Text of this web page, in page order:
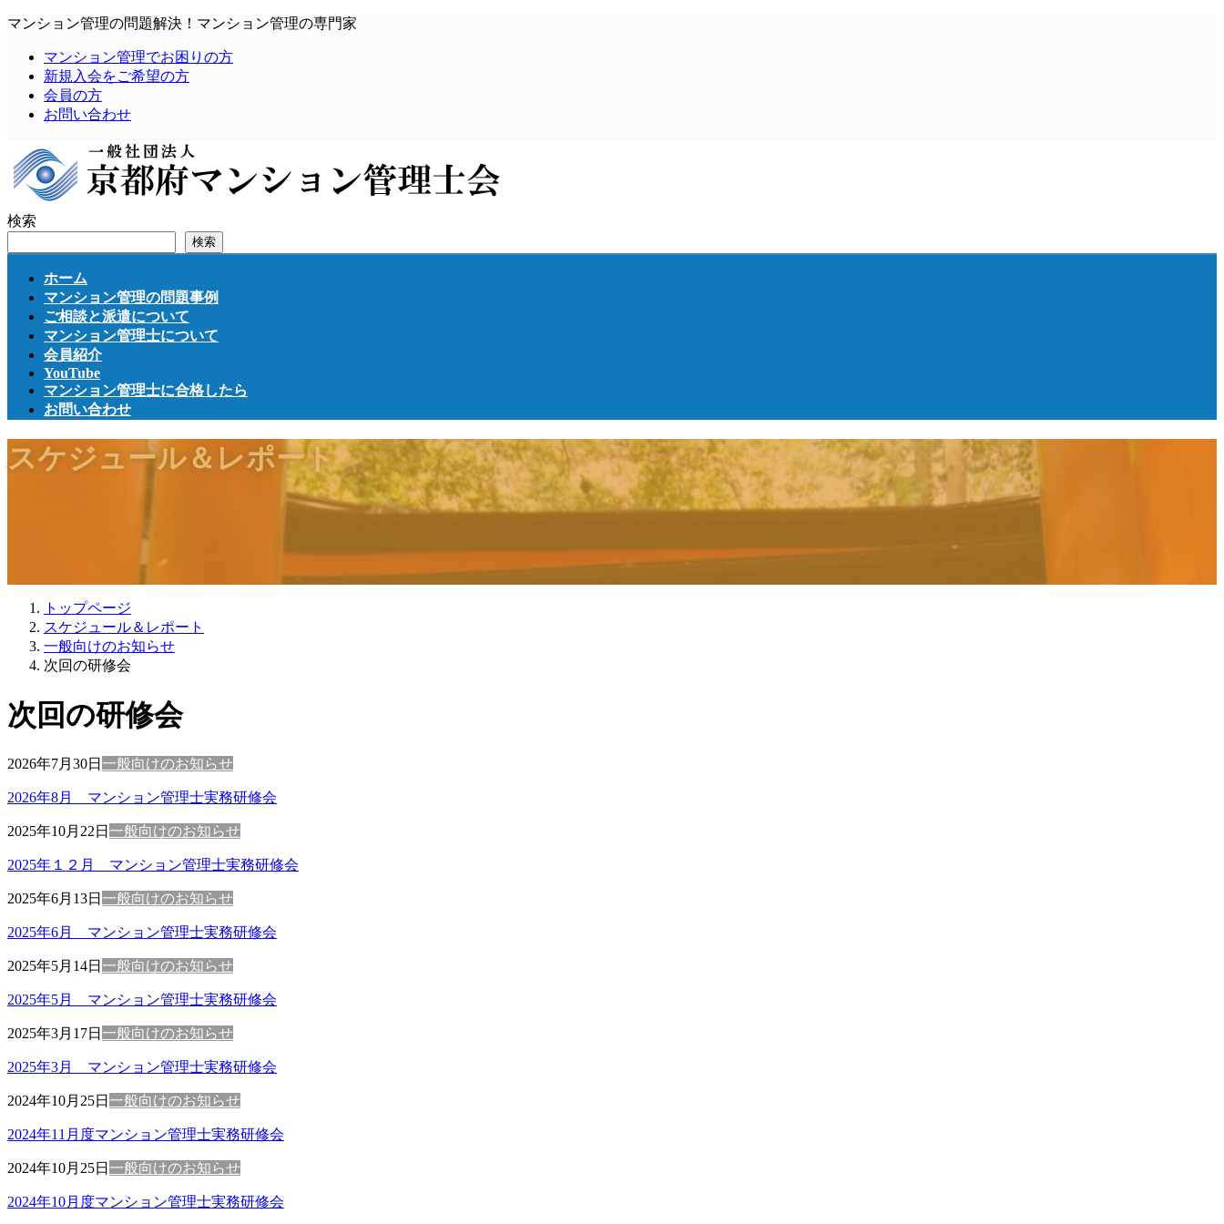
コ
ッ
プ
ナ
移
動
マンション管理の問題解決！マンション管理の専門家
マンション管理でお困りの方
新規入会をご希望の方
会員の方
お問い合わせ
検索
検索
ホーム
マンション管理の問題事例
ご相談と派遣について
マンション管理士について
会員紹介
YouTube
マンション管理士に合格したら
お問い合わせ
スケジュール＆レポート
トップページ
スケジュール＆レポート
一般向けのお知らせ
次回の研修会
次回の研修会
2026年7月30日 一般向けのお知らせ
2026年8月 マンション管理士実務研修会
2025年10月22日 一般向けのお知らせ
2025年１２月 マンション管理士実務研修会
2025年6月13日 一般向けのお知らせ
2025年6月 マンション管理士実務研修会
2025年5月14日 一般向けのお知らせ
2025年5月 マンション管理士実務研修会
2025年3月17日 一般向けのお知らせ
2025年3月 マンション管理士実務研修会
2024年10月25日 一般向けのお知らせ
2024年11月度マンション管理士実務研修会
2024年10月25日 一般向けのお知らせ
2024年10月度マンション管理士実務研修会